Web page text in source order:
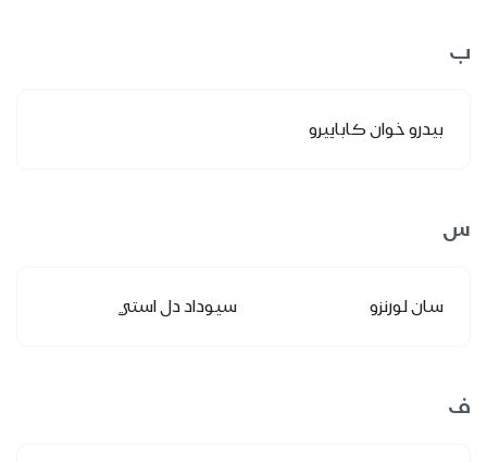
ب
بيدرو خوان كاباييرو
س
سان لورنزو سيوداد دل استي
ف